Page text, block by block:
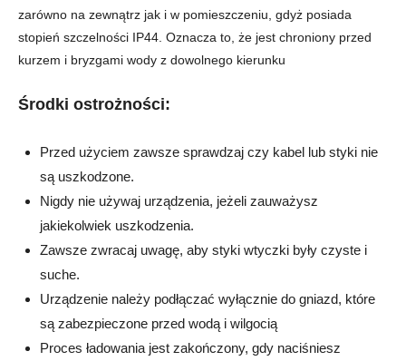
zarówno na zewnątrz jak i w pomieszczeniu, gdyż posiada
stopień szczelności IP44. Oznacza to, że jest chroniony przed
kurzem i bryzgami wody z dowolnego kierunku
Środki ostrożności:
Przed użyciem zawsze sprawdzaj czy kabel lub styki nie
są uszkodzone.
Nigdy nie używaj urządzenia, jeżeli zauważysz
jakiekolwiek uszkodzenia.
Zawsze zwracaj uwagę, aby styki wtyczki były czyste i
suche.
Urządzenie należy podłączać wyłącznie do gniazd, które
są zabezpieczone przed wodą i wilgocią
Proces ładowania jest zakończony, gdy naciśniesz